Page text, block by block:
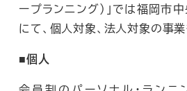
ープランニング）」では福岡市
にて、個人対象、法人対象の事業
■個人